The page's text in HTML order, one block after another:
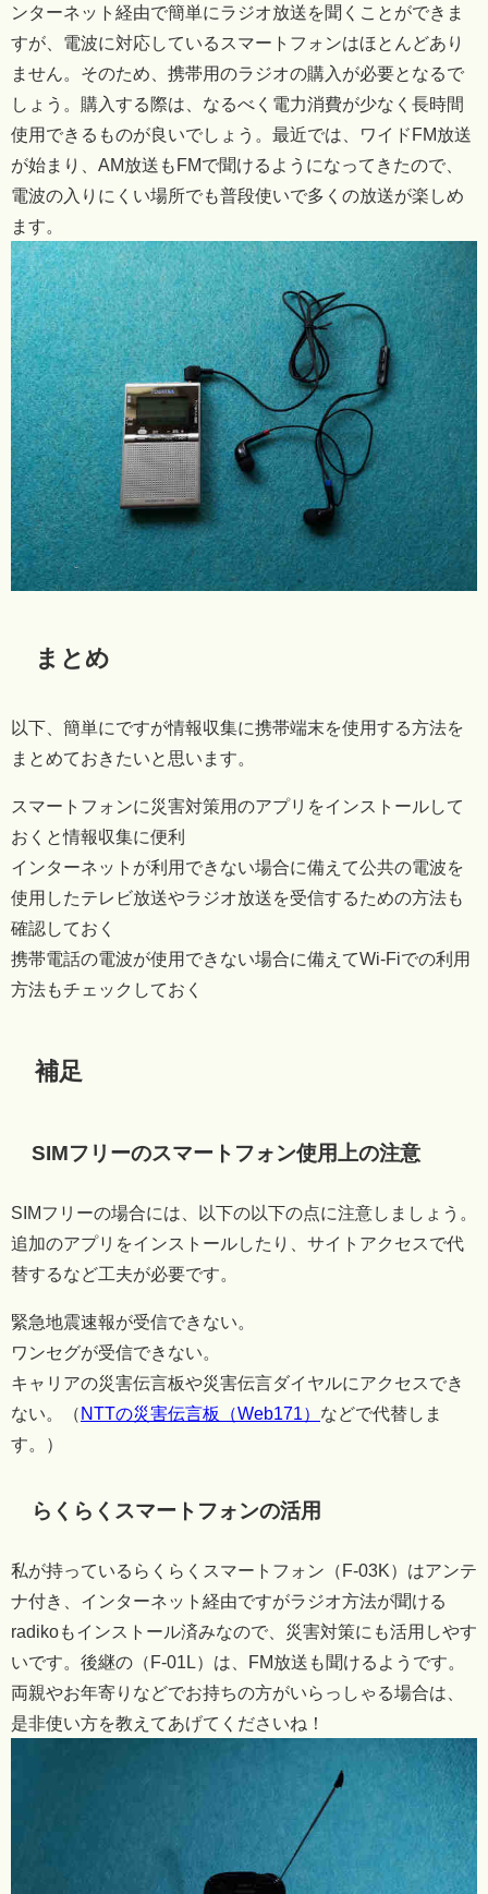
ンターネット経由で簡単にラジオ放送を聞くことができま
すが、電波に対応しているスマートフォンはほとんどあり
ません。そのため、携帯用のラジオの購入が必要となるで
しょう。購入する際は、なるべく電力消費が少なく長時間
使用できるものが良いでしょう。最近では、ワイドFM放送
が始まり、AM放送もFMで聞けるようになってきたので、
電波の入りにくい場所でも普段使いで多くの放送が楽しめ
ます。
まとめ
以下、簡単にですが情報収集に携帯端末を使用する方法を
まとめておきたいと思います。
スマートフォンに災害対策用のアプリをインストールして
おくと情報収集に便利
インターネットが利用できない場合に備えて公共の電波を
使用したテレビ放送やラジオ放送を受信するための方法も
確認しておく
携帯電話の電波が使用できない場合に備えてWi-Fiでの利用
方法もチェックしておく
補足
SIMフリーのスマートフォン使用上の注意
SIMフリーの場合には、以下の以下の点に注意しましょう。
追加のアプリをインストールしたり、サイトアクセスで代
替するなど工夫が必要です。
緊急地震速報が受信できない。
ワンセグが受信できない。
キャリアの災害伝言板や災害伝言ダイヤルにアクセスでき
ない。（ NTTの災害伝言板（Web171） などで代替しま
す。）
らくらくスマートフォンの活用
私が持っているらくらくスマートフォン（F-03K）はアンテ
ナ付き、インターネット経由ですがラジオ方法が聞ける
radikoもインストール済みなので、災害対策にも活用しやす
いです。後継の（F-01L）は、FM放送も聞けるようです。
両親やお年寄りなどでお持ちの方がいらっしゃる場合は、
是非使い方を教えてあげてくださいね！